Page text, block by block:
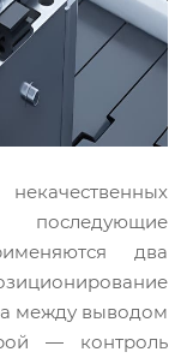
два
между выводом
— контроль